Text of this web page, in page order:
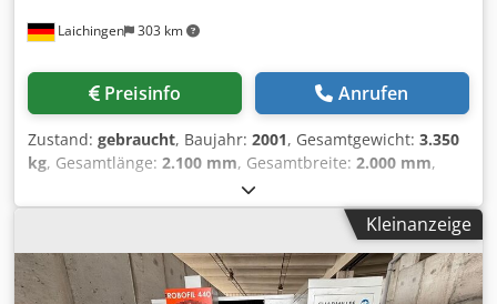
Laichingen 303 km
Preisinfo Anrufen
Zustand: gebraucht, Baujahr: 2001, Gesamtgewicht: 3.350
kg, Gesamtlänge: 2.100 mm, Gesamtbreite: 2.000 mm,
, CHARMILLES TECHNOLOGIES
ROBOFIL 510mit Charmilles Steuerung. Verfahrwege X/Y/Z:
500 x 350 x 400 mm. Ausgestattet mit Erowa Spannfutter,
Erowa ITS Rotationswechsler (24-fach), ManoSet XL und
umfangreichem Spannmittelpaket. Inklusive
Kleinanzeige